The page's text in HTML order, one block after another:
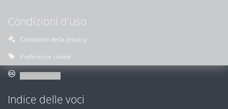
Condizioni d'uso
Condizioni della privacy
Preferenze cookie
Indice delle voci